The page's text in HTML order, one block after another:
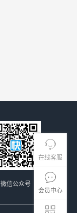
在线客服
会员中心
微信公众号